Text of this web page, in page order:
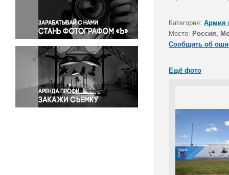
Правосудие
Происшествия и конфликты
Религия
Светская жизнь
Спорт
Экология
Экономика и бизнес
Категория: Армия
Место: Россия,
Сообщить об
Ещё фото